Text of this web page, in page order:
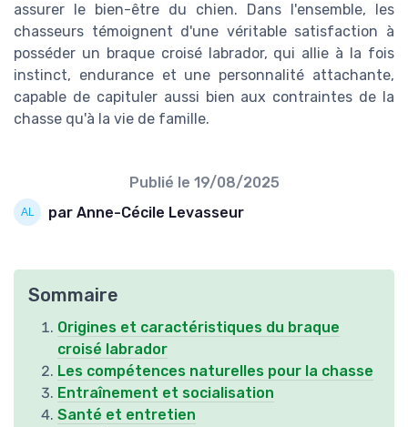
assurer le bien-être du chien. Dans l'ensemble, les
chasseurs témoignent d'une véritable satisfaction à
posséder un braque croisé labrador, qui allie à la fois
instinct, endurance et une personnalité attachante,
capable de capituler aussi bien aux contraintes de la
chasse qu'à la vie de famille.
Publié le 19/08/2025
par Anne-Cécile Levasseur
Sommaire
Origines et caractéristiques du braque
croisé labrador
Les compétences naturelles pour la chasse
Entraînement et socialisation
Santé et entretien